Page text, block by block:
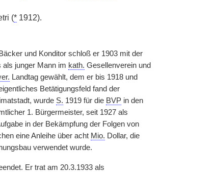
(*1912).
und Konditor schloß er 1903 mit der
als junger Mann im kath. Gesellenverein und
Landtag gewählt, dem er bis 1918 und
Betätigungsfeld fand der
wurde S. 1919 für die BVPin den
1. Bürgermeister, seit 1927 als
in der Bekämpfung der Folgen von
eine Anleihe über acht Mio. Dollar, die
verwendet wurde.
Er trat am 20.3.1933 als